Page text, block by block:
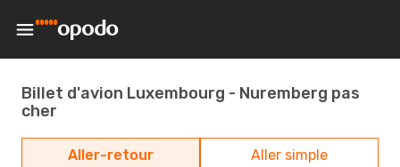
Billet d'avion Luxembourg - Nuremberg pas
cher
Aller-retour Aller simple